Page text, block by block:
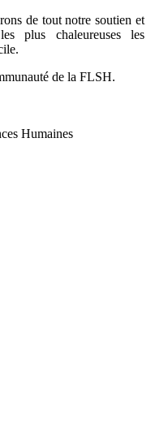
de tout notre soutien et
plus chaleureuses les
de la FLSH.
Humaines